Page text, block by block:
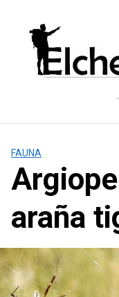
contenido
FAUNA
araña